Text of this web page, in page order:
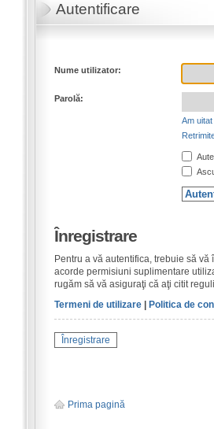
Autentificare
Nume utilizator:
Parolă:
Am
Înregistrare
Pentru a vă autentifica, trebuie să
acorde permisiuni suplimentare
rugăm să vă asiguraţi că aţi citit
Termeni de utilizare| Politica de
Înregistrare
Prima pagină